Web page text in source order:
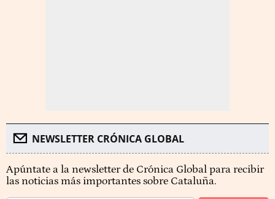
NEWSLETTER CRÓNICA GLOBAL
Apúntate a la newsletter de Crónica Global para recibir
las noticias más importantes sobre Cataluña.